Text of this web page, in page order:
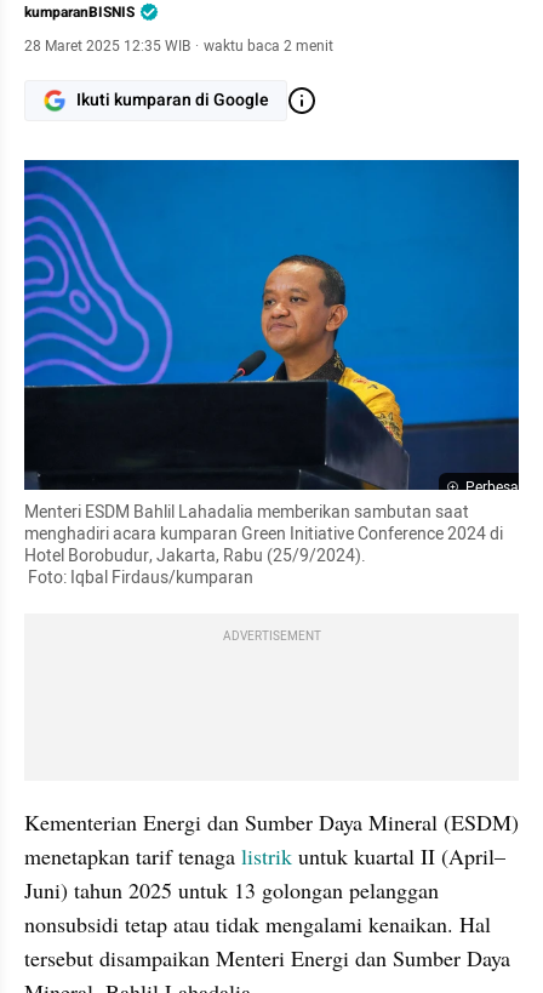
kumparanBISNIS
28 Maret 2025 12:35 WIB · waktu baca 2 menit
Ikuti kumparan di Google
Perbesar
Menteri ESDM Bahlil Lahadalia memberikan sambutan saat
menghadiri acara kumparan Green Initiative Conference 2024 di
Hotel Borobudur, Jakarta, Rabu (25/9/2024).
Foto: Iqbal Firdaus/kumparan
ADVERTISEMENT
Kementerian Energi dan Sumber Daya Mineral (ESDM)
menetapkan tarif tenaga listrik untuk kuartal II (April–
Juni) tahun 2025 untuk 13 golongan pelanggan
nonsubsidi tetap atau tidak mengalami kenaikan. Hal
tersebut disampaikan Menteri Energi dan Sumber Daya